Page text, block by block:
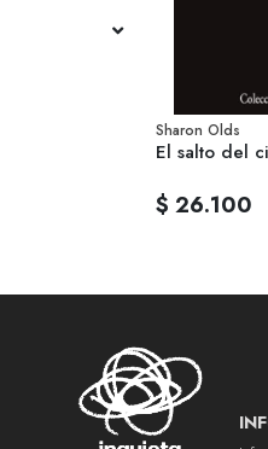
Sharon Olds
El salto del
$ 26.100